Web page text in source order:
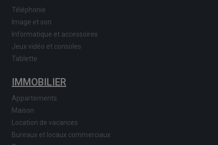
Téléphonie
Image et son
Informatique et accessoires
Jeux vidéo et consoles
Tablette
IMMOBILIER
Appartements
Maison
Location de vacances
Bureaux et locaux commerciaux